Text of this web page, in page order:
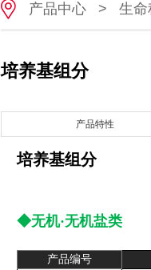
产品中心 > 生命
培养基组分
产品特性
培养基组分
◆无机·无机盐类
产品编号